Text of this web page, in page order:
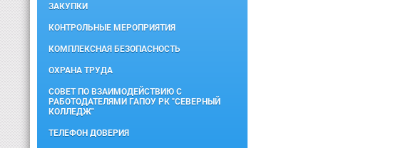
ЗАКУПКИ
КОНТРОЛЬНЫЕ МЕРОПРИЯТИЯ
КОМПЛЕКСНАЯ БЕЗОПАСНОСТЬ
ОХРАНА ТРУДА
СОВЕТ ПО ВЗАИМОДЕЙСТВИЮ С
РАБОТОДАТЕЛЯМИ ГАПОУ РК "СЕВЕРНЫЙ
КОЛЛЕДЖ"
ТЕЛЕФОН ДОВЕРИЯ